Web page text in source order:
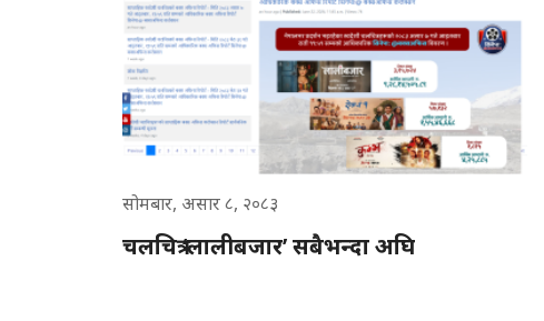
सोमबार, असार ८, २०८३
चलचित्र ‘लालीबजार’ सबैभन्दा अघि